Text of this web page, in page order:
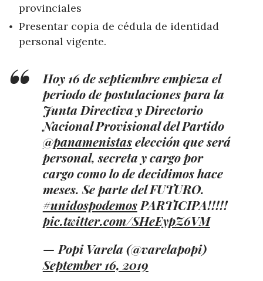
provinciales
Presentar copia de cédula de identidad
personal vigente.
Hoy 16 de septiembre empieza el
periodo de postulaciones para la
Junta Directiva y Directorio
Nacional Provisional del Partido
@panamenistaselección que será
personal, secreta y cargo por
cargo como lo de decidimos hace
meses. Se parte del FUTURO.
#unidospodemosPARTICIPA!!!!!
pic.twitter.com/SHeEypZ6VM
— Popi Varela (@varelapopi)
September 16, 2019